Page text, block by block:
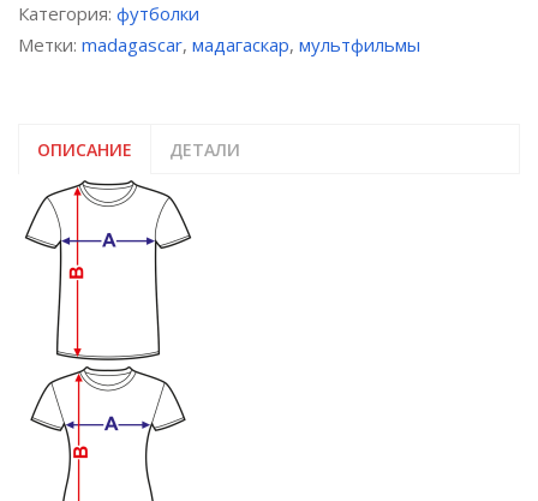
Категория: футболки
Метки: madagascar, мадагаскар, мультфильмы
ОПИСАНИЕ ДЕТАЛИ